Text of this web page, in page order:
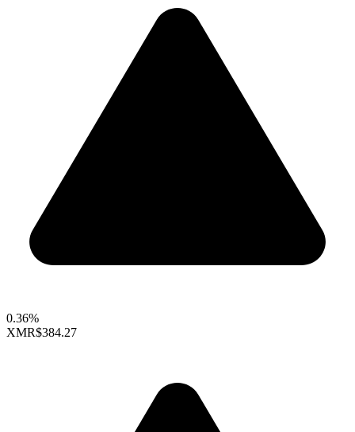
0.36%
XMR$384.27